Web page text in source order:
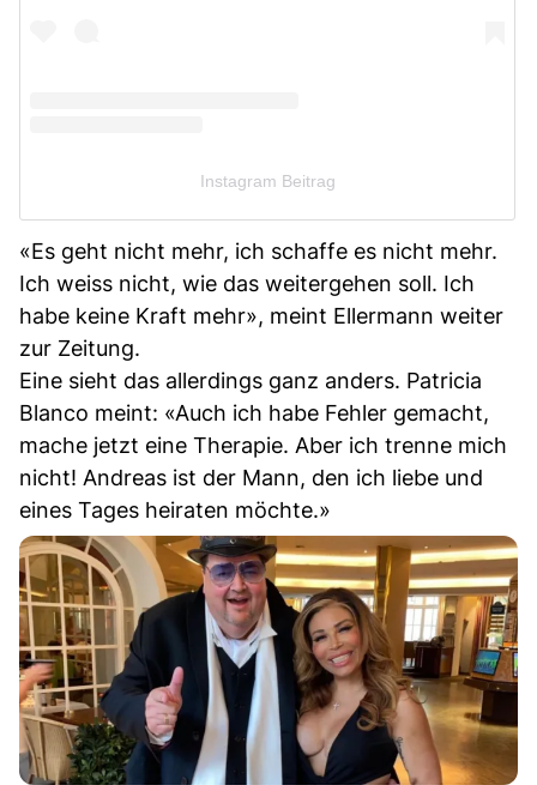
Instagram Beitrag
«Es geht nicht mehr, ich schaffe es nicht mehr.
Ich weiss nicht, wie das weitergehen soll. Ich
habe keine Kraft mehr», meint Ellermann weiter
zur Zeitung.
Eine sieht das allerdings ganz anders. Patricia
Blanco meint: «Auch ich habe Fehler gemacht,
mache jetzt eine Therapie. Aber ich trenne mich
nicht! Andreas ist der Mann, den ich liebe und
eines Tages heiraten möchte.»